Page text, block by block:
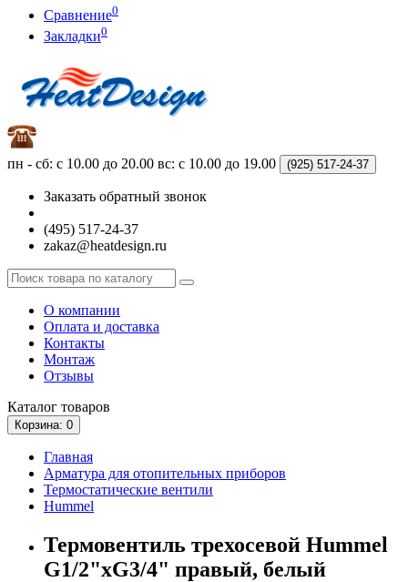
Сравнение0
Закладки0
пн - сб: с 10.00 до 20.00 вс: с 10.00 до 19.00 (925) 517-24-37
Заказать обратный звонок
(495) 517-24-37
zakaz@heatdesign.ru
О компании
Оплата и доставка
Контакты
Монтаж
Отзывы
Каталог товаров
Корзина: 0
Главная
Арматура для отопительных приборов
Термостатические вентили
Hummel
Термовентиль трехосевой Hummel
G1/2"xG3/4" правый, белый